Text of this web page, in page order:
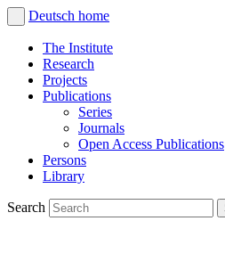
Deutsch home
The Institute
Research
Projects
Publications
Series
Journals
Open Access Publications
Persons
Library
Search